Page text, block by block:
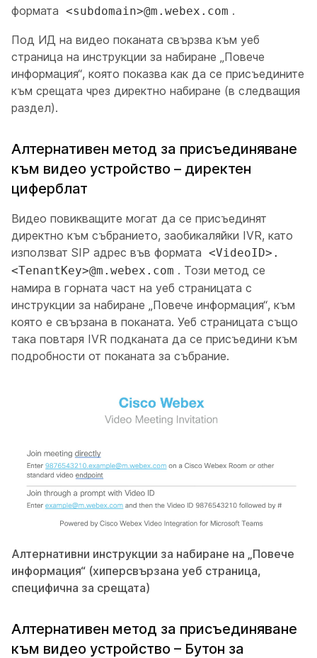
формата <subdomain>@m.webex.com .
Под ИД на видео поканата свързва към уеб
страница на инструкции за набиране „Повече
информация“, която показва как да се присъедините
към срещата чрез директно набиране (в следващия
раздел).
Алтернативен метод за присъединяване
към видео устройство – директен
циферблат
Видео повикващите могат да се присъединят
директно към събранието, заобикаляйки IVR, като
използват SIP адрес във формата <VideoID>.
<TenantKey>@m.webex.com . Този метод се
намира в горната част на уеб страницата с
инструкции за набиране „Повече информация“, към
която е свързана в поканата. Уеб страницата също
така повтаря IVR подканата да се присъедини към
подробности от поканата за събрание.
Алтернативни инструкции за набиране на „Повече
информация“ (хиперсвързана уеб страница,
специфична за срещата)
Алтернативен метод за присъединяване
към видео устройство – Бутон за